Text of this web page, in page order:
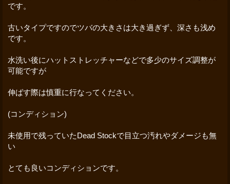
です。
古いタイプですのでツバの大きさは大き過ぎず、深さも浅め
です。
水洗い後にハットストレッチャーなどで多少のサイズ調整が
可能ですが
伸ばす際は慎重に行なってください。
(コンディション)
未使用で残っていたDead Stockで目立つ汚れやダメージも無
い
とても良いコンディションです。